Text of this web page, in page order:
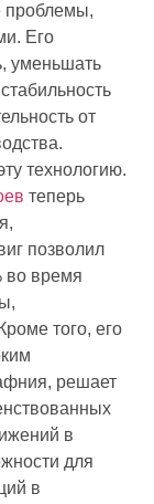
проблемы,
Его
уменьшать
от
технологию.
теперь
позволил
во время
того, его
решает
в
для
в